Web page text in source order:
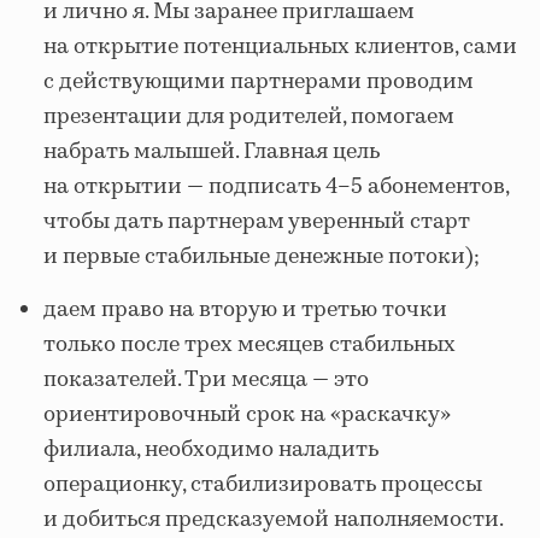
и лично я. Мы заранее приглашаем
на открытие потенциальных клиентов, сами
с действующими партнерами проводим
презентации для родителей, помогаем
набрать малышей. Главная цель
на открытии — подписать 4–5 абонементов,
чтобы дать партнерам уверенный старт
и первые стабильные денежные потоки);
даем право на вторую и третью точки
только после трех месяцев стабильных
показателей. Три месяца — это
ориентировочный срок на «раскачку»
филиала, необходимо наладить
операционку, стабилизировать процессы
и добиться предсказуемой наполняемости.